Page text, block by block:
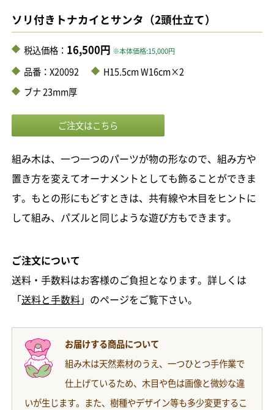
ソリ付きトナカイとサンタ（2頭仕立て）
税込価格： 16,500円 ※本体価格:15,000円
品番：X20092
H15.5cm W16cm×2
ブナ 23mm厚
組み木は、一つ一つのパーツが物の形なので、組み方や
置き方を変えてオーナメントとしても飾ることができま
す。もとの形にもどすときは、共有線や木目をヒントに
して組み、パズルと同じような遊び方もできます。
ご注文について
送料・手数料はお客様のご負担となります。詳しくは
「送料と手数料」のページをご覧下さい。
お届けする商品について
組み木は天然素材のうえ、一つひとつ手作業で
仕上げているため、木目や色は画像と微妙な違
いが生じます。また、樹種やデザイン等も多少変更するこ